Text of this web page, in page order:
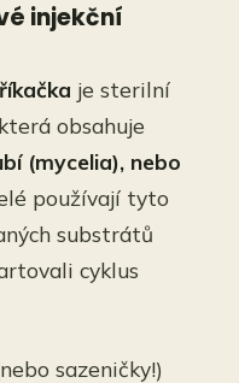
injekční
je sterilní
obsahuje
(mycelia), nebo
používají tyto
substrátů
cyklus
sazeničky!)